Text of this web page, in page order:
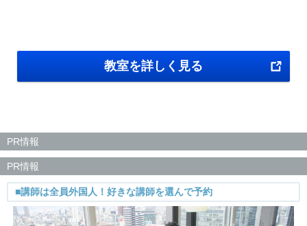
教室を詳しく見る
PR情報
PR情報
■講師は全員外国人！好きな講師を選んで予約